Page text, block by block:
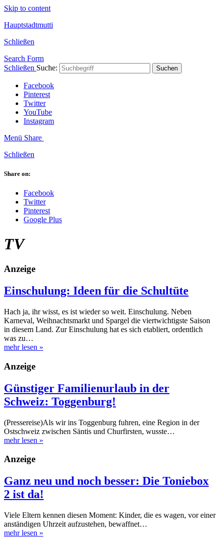
Skip to content
Hauptstadtmutti
Schließen
Search Form
Schließen Suche: Suchen
Facebook
Pinterest
Twitter
YouTube
Instagram
Menü Share
Schließen
Share on:
Facebook
Twitter
Pinterest
Google Plus
TV
Anzeige
Einschulung: Ideen für die Schultüte
Hach ja, ihr wisst, es ist wieder so weit. Einschulung. Neben
Karneval, Weihnachtsmarkt und Spargel die viertwichtigste Saison
in diesem Land. Zur Einschulung hat es sich etabliert, ordentlich
was zu…
mehr lesen »
Anzeige
Günstiger Familienurlaub in der
Schweiz: Toggenburg!
(Pressereise)Als wir ins Toggenburg fuhren, eine Region in der
Ostschweiz zwischen Säntis und Churfirsten, wusste…
mehr lesen »
Anzeige
Ganz neu und noch besser: Die Toniebox
2 ist da!
Viele Eltern kennen diesen Moment: Kinder, die es wagen, vor einer
anständigen Uhrzeit aufzustehen, bewaffnet…
mehr lesen »